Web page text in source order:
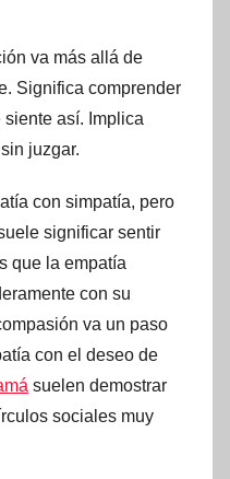
va más allá de
Significa comprender
así. Implica
juzgar.
con simpatía, pero
significar sentir
que la empatía
con su
va un paso
con el deseo de
suelen demostrar
sociales muy